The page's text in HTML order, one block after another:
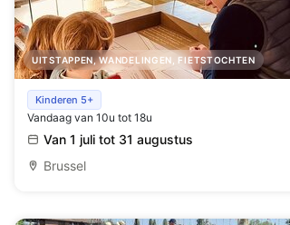
UITSTAPPEN, WANDELINGEN, FIETSTOCHTEN
Ondergrondse speurtocht
Kinderen 5+
Vandaag van 10u tot 18u
Van 1 juli tot 31 augustus
Brussel